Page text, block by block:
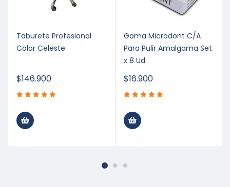
Taburete Profesional
Color Celeste
$146.900
Goma Microdont C/A
Para Pulir Amalgama Set
x 8 Ud
$16.900